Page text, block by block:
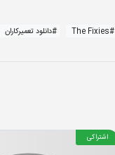
#
The Fixies
#دانلود تعمیرکاران
اشتراکی